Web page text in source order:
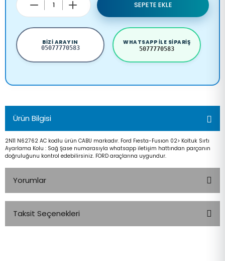
SEPETE EKLE
BIZI ARAYIN
05077770583
WHATSAPP ILE SIPARIŞ
5077770583
Ürün Bilgisi
2N11 N62762 AC kodlu ürün CABU markadır. Ford Fıesta-Fusıon 02> Koltuk Sırtı
Ayarlama Kolu : Sağ Şase numarasıyla whatsapp iletişim hattından parçanın
doğruluğunu kontrol edebilirsiniz. FORD araçlarına uygundur.
Yorumlar
Taksit Seçenekleri